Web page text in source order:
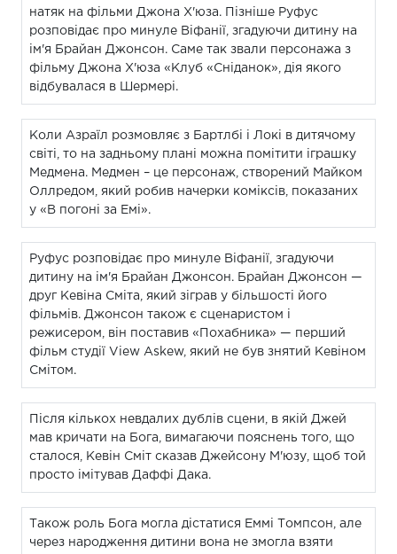
натяк на фільми Джона Х'юза. Пізніше Руфус
розповідає про минуле Віфанії, згадуючи дитину на
ім'я Брайан Джонсон. Саме так звали персонажа з
фільму Джона Х'юза «Клуб «Сніданок», дія якого
відбувалася в Шермері.
Коли Азраїл розмовляє з Бартлбі і Локі в дитячому
світі, то на задньому плані можна помітити іграшку
Медмена. Медмен – це персонаж, створений Майком
Оллредом, який робив начерки коміксів, показаних
у «В погоні за Емі».
Руфус розповідає про минуле Віфанії, згадуючи
дитину на ім'я Брайан Джонсон. Брайан Джонсон —
друг Кевіна Сміта, який зіграв у більшості його
фільмів. Джонсон також є сценаристом і
режисером, він поставив «Похабника» — перший
фільм студії View Askew, який не був знятий Кевіном
Смітом.
Після кількох невдалих дублів сцени, в якій Джей
мав кричати на Бога, вимагаючи пояснень того, що
сталося, Кевін Сміт сказав Джейсону М'юзу, щоб той
просто імітував Даффі Дака.
Також роль Бога могла дістатися Еммі Томпсон, але
через народження дитини вона не змогла взяти